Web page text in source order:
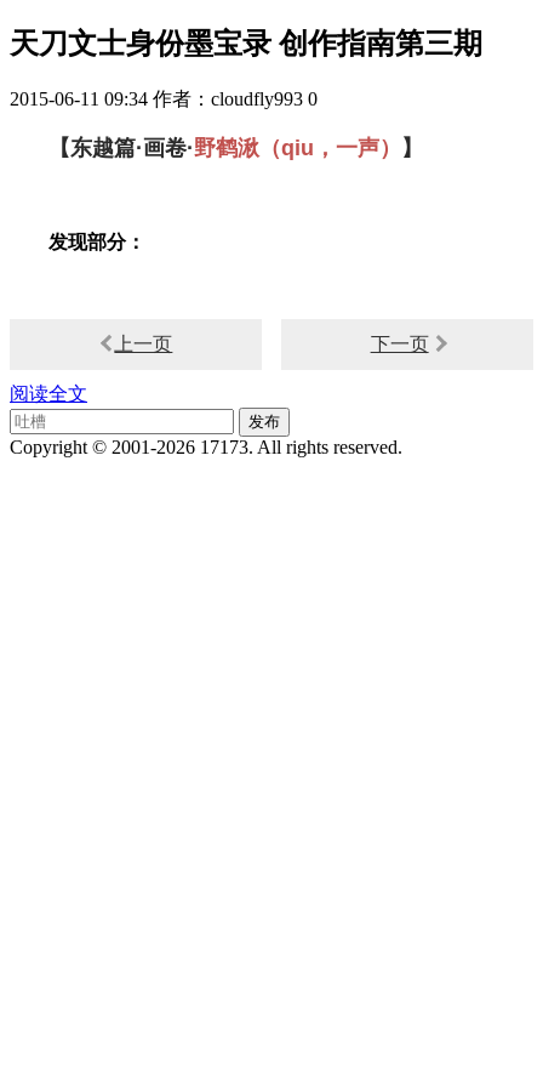
天刀文士身份墨宝录 创作指南第三期
2015-06-11 09:34 作者：cloudfly993 0
【东越篇·画卷·野鹤湫（qiu，一声） 】
发现部分：
上一页 下一页
阅读全文
Copyright © 2001-2026 17173. All rights reserved.